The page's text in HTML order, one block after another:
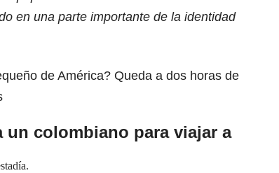
en una parte importante de la identidad
de América? Queda a dos horas de
un colombiano para viajar a